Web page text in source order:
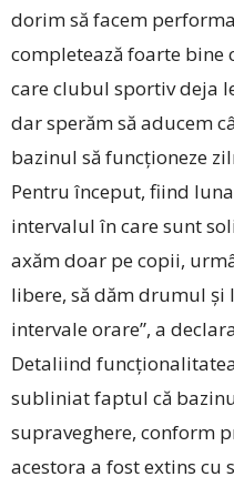
dorim să facem
completează foarte bine
care clubul sportiv deja
dar sperăm să aducem
bazinul să funcționeze
Pentru început, fiind
intervalul în care sunt
axăm doar pe copii,
libere, să dăm drumul
intervale orare”, a
Detaliind
subliniat faptul că
supraveghere, conform
acestora a fost extins